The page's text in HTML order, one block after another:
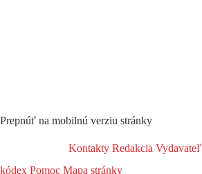
Prepnúť na mobilnú verziu stránky
Kontakty Redakcia Vydavateľ
kódex Pomoc Mapa stránky